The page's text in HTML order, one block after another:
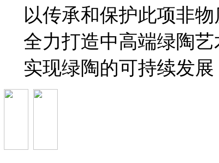
以传承和保护此项非
全力打造中高端绿陶
实现绿陶的可持续发展